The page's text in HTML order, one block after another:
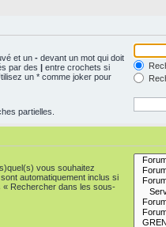
et un - devant un mot qui doit
par des | entre crochets si
un * comme joker pour
partielles.
vous souhaitez
automatiquement inclus si
« Rechercher dans les sous-